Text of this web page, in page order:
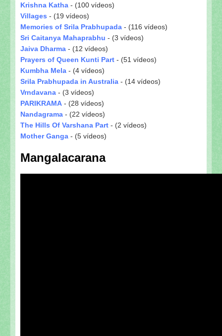
Krishna Katha - (100 vídeos)
Villages - (19 vídeos)
Memories of Srila Prabhupada - (116 vídeos)
Sri Caitanya Mahaprabhu - (3 vídeos)
Jaiva Dharma - (12 vídeos)
Prayers of Queen Kunti Part - (51 vídeos)
Kumbha Mela - (4 vídeos)
Srila Prabhupada in Australia - (14 vídeos)
Vrndavana - (3 vídeos)
PARIKRAMA - (28 vídeos)
Nandagrama - (22 vídeos)
The Hills Of Varshana Part - (2 vídeos)
Mother Ganga - (5 vídeos)
Mangalacarana